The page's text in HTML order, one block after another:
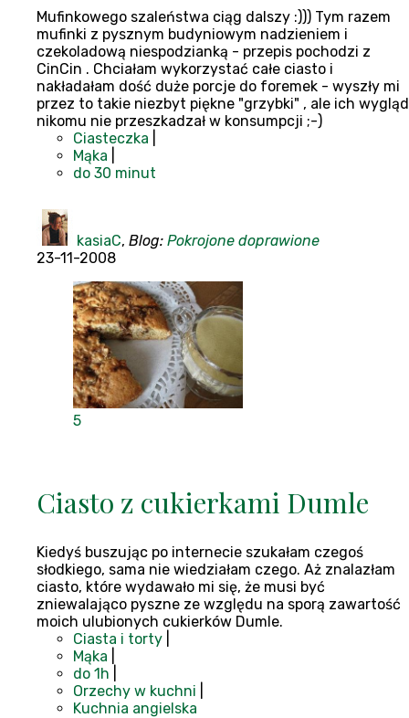
Mufinkowego szaleństwa ciąg dalszy :))) Tym razem
mufinki z pysznym budyniowym nadzieniem i
czekoladową niespodzianką - przepis pochodzi z
CinCin . Chciałam wykorzystać całe ciasto i
nakładałam dość duże porcje do foremek - wyszły mi
przez to takie niezbyt piękne "grzybki" , ale ich wygląd
nikomu nie przeszkadzał w konsumpcji ;-)
Ciasteczka
Mąka
do 30 minut
kasiaC, Blog: Pokrojone doprawione
23-11-2008
5
Ciasto z cukierkami Dumle
Kiedyś buszując po internecie szukałam czegoś
słodkiego, sama nie wiedziałam czego. Aż znalazłam
ciasto, które wydawało mi się, że musi być
zniewalająco pyszne ze względu na sporą zawartość
moich ulubionych cukierków Dumle.
Ciasta i torty
Mąka
do 1h
Orzechy w kuchni
Kuchnia angielska